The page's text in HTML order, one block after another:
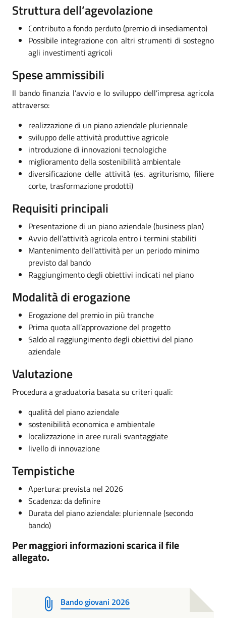
Struttura dell’agevolazione
Contributo a fondo perduto (premio di insediamento)
Possibile integrazione con altri strumenti di sostegno
agli investimenti agricoli
Spese ammissibili
Il bando finanzia l’avvio e lo sviluppo dell’impresa agricola
attraverso:
realizzazione di un piano aziendale pluriennale
sviluppo delle attività produttive agricole
introduzione di innovazioni tecnologiche
miglioramento della sostenibilità ambientale
diversificazione delle attività (es. agriturismo, filiere
corte, trasformazione prodotti)
Requisiti principali
Presentazione di un piano aziendale (business plan)
Avvio dell’attività agricola entro i termini stabiliti
Mantenimento dell’attività per un periodo minimo
previsto dal bando
Raggiungimento degli obiettivi indicati nel piano
Modalità di erogazione
Erogazione del premio in più tranche
Prima quota all’approvazione del progetto
Saldo al raggiungimento degli obiettivi del piano
aziendale
Valutazione
Procedura a graduatoria basata su criteri quali:
qualità del piano aziendale
sostenibilità economica e ambientale
localizzazione in aree rurali svantaggiate
livello di innovazione
Tempistiche
Apertura: prevista nel 2026
Scadenza: da definire
Durata del piano aziendale: pluriennale (secondo
bando)
Per maggiori informazioni scarica il file
allegato.
Bando giovani 2026